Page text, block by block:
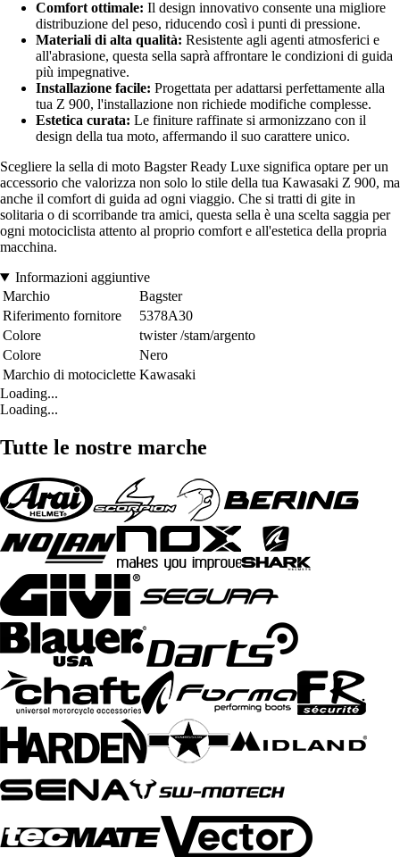
Comfort ottimale: Il design innovativo consente una migliore
distribuzione del peso, riducendo così i punti di pressione.
Materiali di alta qualità: Resistente agli agenti atmosferici e
all'abrasione, questa sella saprà affrontare le condizioni di guida
più impegnative.
Installazione facile: Progettata per adattarsi perfettamente alla
tua Z 900, l'installazione non richiede modifiche complesse.
Estetica curata: Le finiture raffinate si armonizzano con il
design della tua moto, affermando il suo carattere unico.
Scegliere la sella di moto Bagster Ready Luxe significa optare per un
accessorio che valorizza non solo lo stile della tua Kawasaki Z 900, ma
anche il comfort di guida ad ogni viaggio. Che si tratti di gite in
solitaria o di scorribande tra amici, questa sella è una scelta saggia per
ogni motociclista attento al proprio comfort e all'estetica della propria
macchina.
Informazioni aggiuntive
Marchio
Bagster
Riferimento fornitore
5378A30
Colore
twister /stam/argento
Colore
Nero
Marchio di motociclette Kawasaki
Loading...
Loading...
Tutte le nostre marche